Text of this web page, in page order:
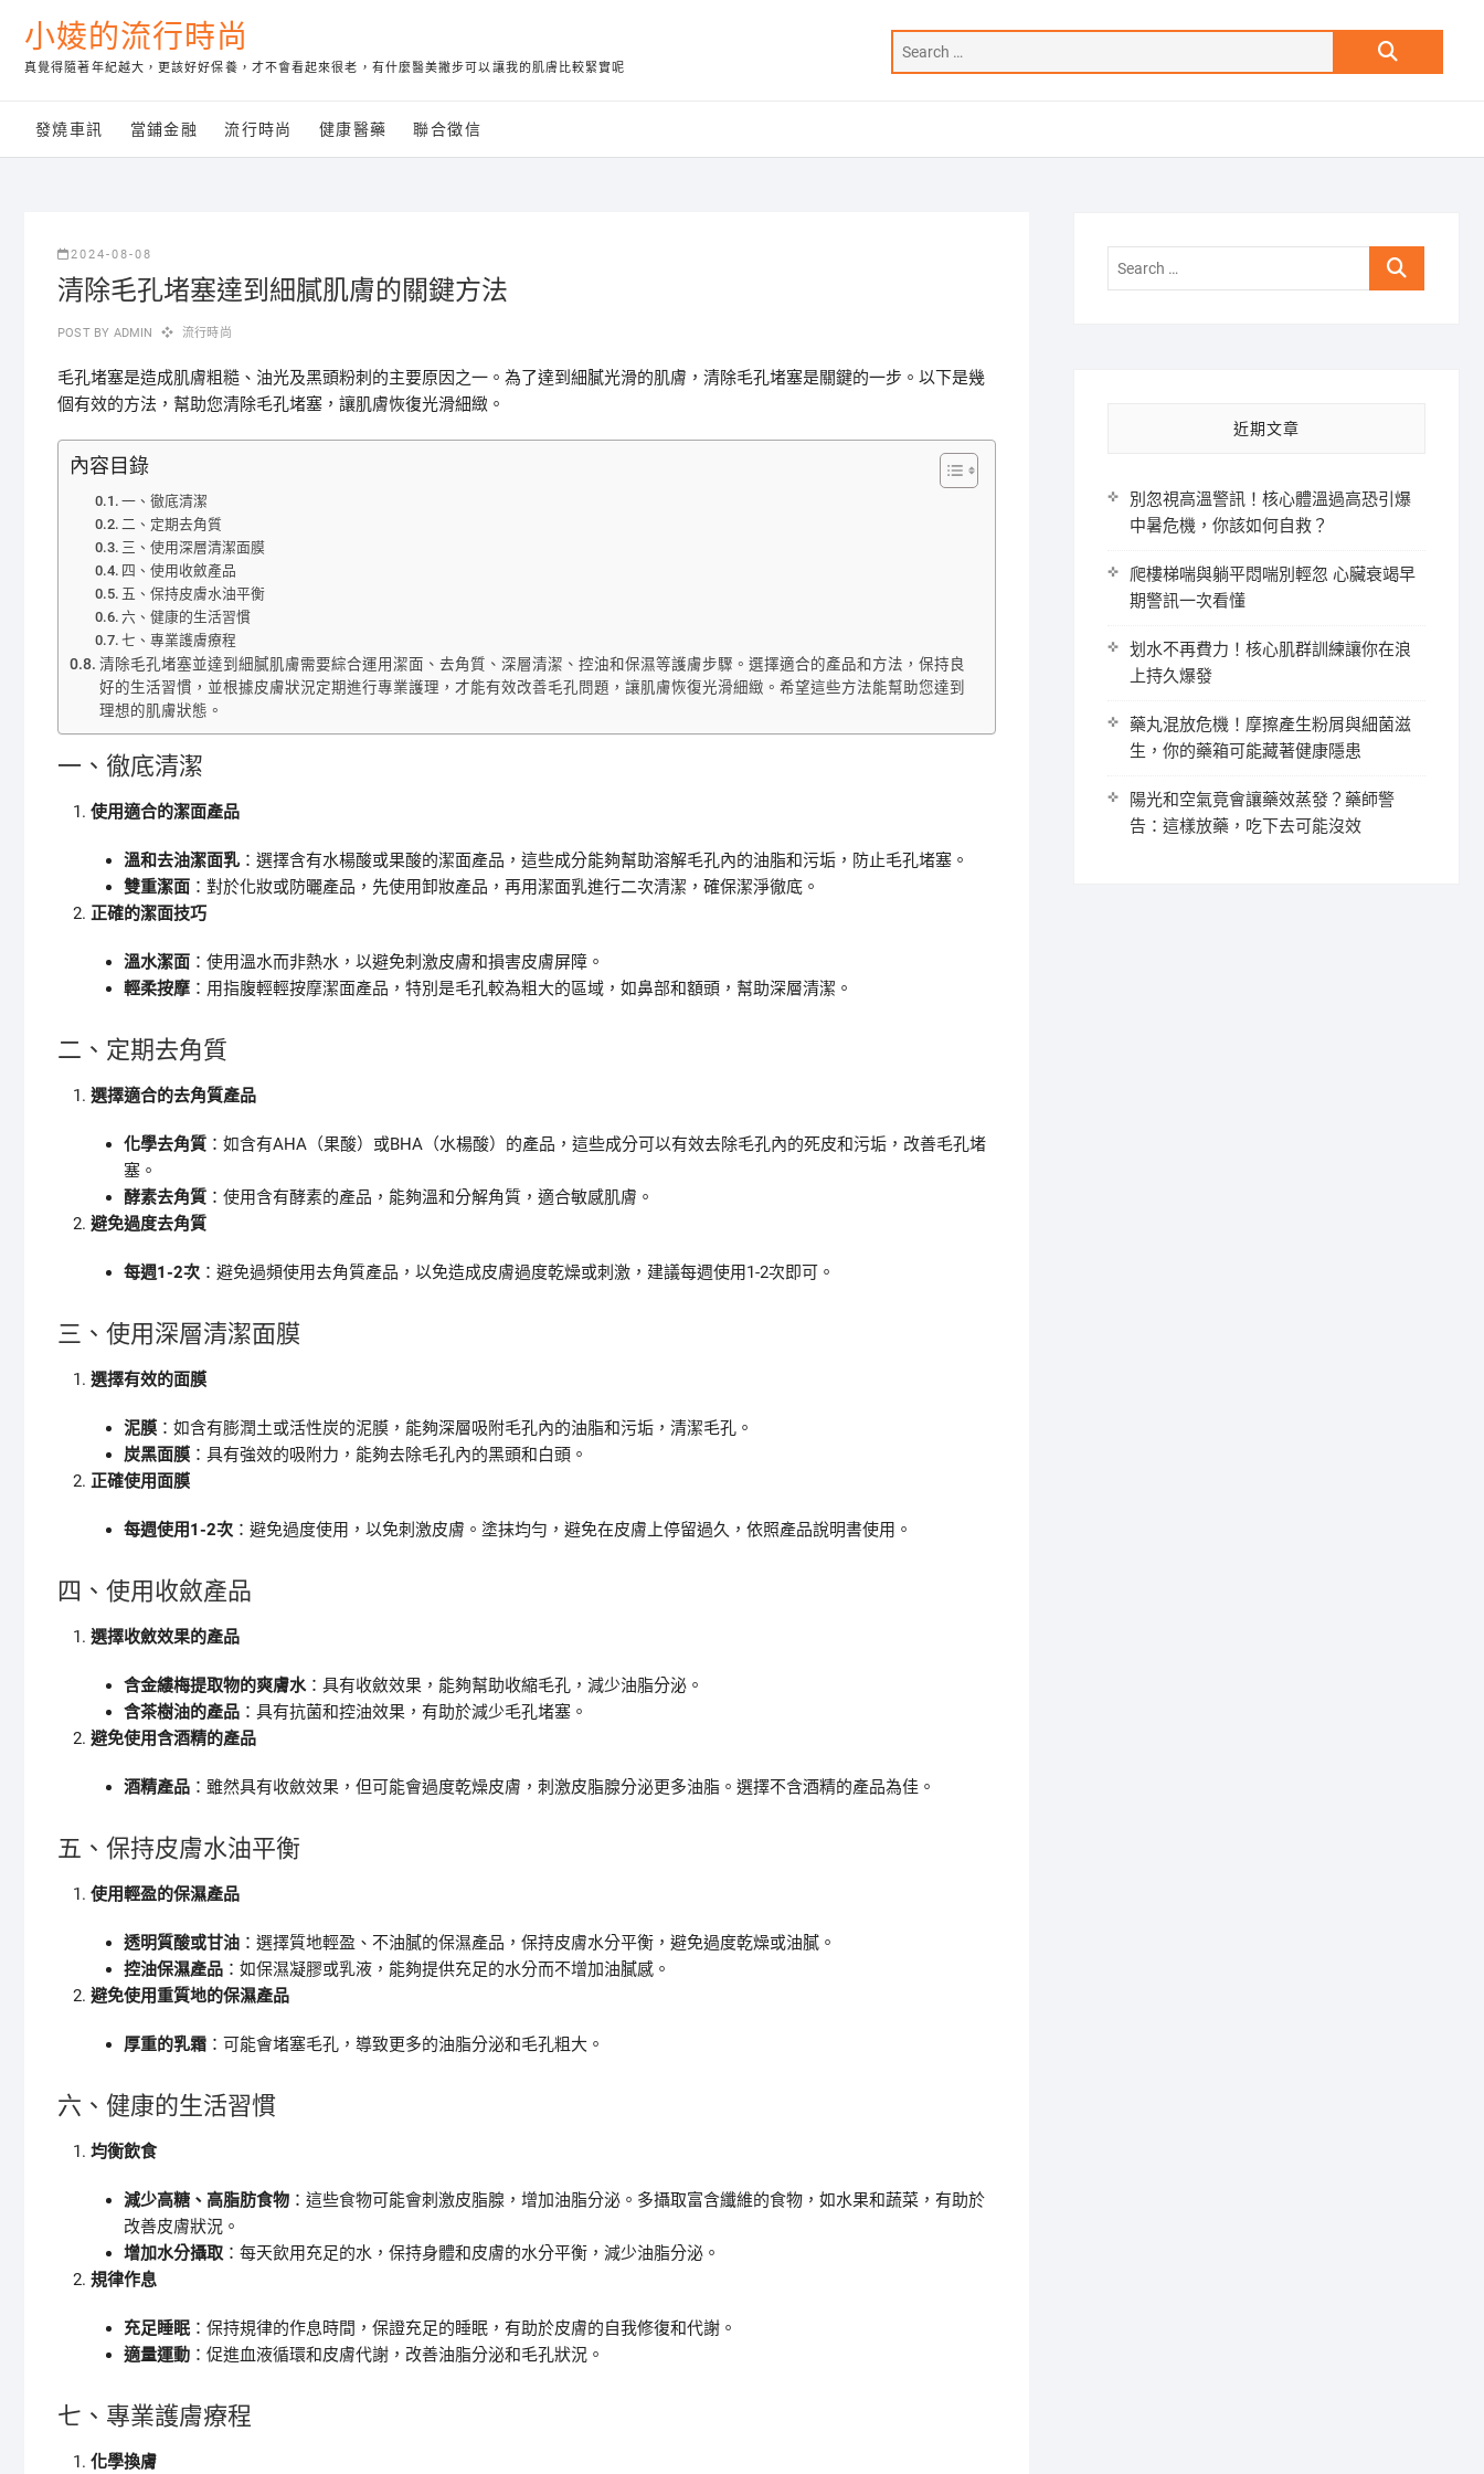
content
小婈的流行時尚
真覺得隨著年紀越大，更該好好保養，才不會看起來很老，有什麼醫美撇步可以讓我的肌膚比較緊實呢
Search
發燒車訊 當鋪金融 流行時尚 健康醫藥 聯合徵信
2024-08-08
清除毛孔堵塞達到細膩肌膚的關鍵方法
POST BY ADMIN 流行時尚
毛孔堵塞是造成肌膚粗糙、油光及黑頭粉刺的主要原因之一。為了達到細膩光滑的肌膚，清除毛孔堵塞是關鍵的一步。以下是幾
個有效的方法，幫助您清除毛孔堵塞，讓肌膚恢復光滑細緻。
內容目錄
一、徹底清潔
二、定期去角質
三、使用深層清潔面膜
四、使用收斂產品
五、保持皮膚水油平衡
六、健康的生活習慣
七、專業護膚療程
清除毛孔堵塞並達到細膩肌膚需要綜合運用潔面、去角質、深層清潔、控油和保濕等護膚步驟。選擇適合的產品和方法，保持良
好的生活習慣，並根據皮膚狀況定期進行專業護理，才能有效改善毛孔問題，讓肌膚恢復光滑細緻。希望這些方法能幫助您達到
理想的肌膚狀態。
一、徹底清潔
使用適合的潔面產品
溫和去油潔面乳 ：選擇含有水楊酸或果酸的潔面產品，這些成分能夠幫助溶解毛孔內的油脂和污垢，防止毛孔堵塞。
雙重潔面 ：對於化妝或防曬產品，先使用卸妝產品，再用潔面乳進行二次清潔，確保潔淨徹底。
正確的潔面技巧
溫水潔面 ：使用溫水而非熱水，以避免刺激皮膚和損害皮膚屏障。
輕柔按摩 ：用指腹輕輕按摩潔面產品，特別是毛孔較為粗大的區域，如鼻部和額頭，幫助深層清潔。
二、定期去角質
選擇適合的去角質產品
化學去角質 ：如含有AHA（果酸）或BHA（水楊酸）的產品，這些成分可以有效去除毛孔內的死皮和污垢，改善毛孔堵
塞。
酵素去角質 ：使用含有酵素的產品，能夠溫和分解角質，適合敏感肌膚。
避免過度去角質
每週1-2次 ：避免過頻使用去角質產品，以免造成皮膚過度乾燥或刺激，建議每週使用1-2次即可。
三、使用深層清潔面膜
選擇有效的面膜
泥膜 ：如含有膨潤土或活性炭的泥膜，能夠深層吸附毛孔內的油脂和污垢，清潔毛孔。
炭黑面膜 ：具有強效的吸附力，能夠去除毛孔內的黑頭和白頭。
正確使用面膜
每週使用1-2次 ：避免過度使用，以免刺激皮膚。塗抹均勻，避免在皮膚上停留過久，依照產品說明書使用。
四、使用收斂產品
選擇收斂效果的產品
含金縷梅提取物的爽膚水：具有收斂效果，能夠幫助收縮毛孔，減少油脂分泌。
含茶樹油的產品 ：具有抗菌和控油效果，有助於減少毛孔堵塞。
避免使用含酒精的產品
酒精產品 ：雖然具有收斂效果，但可能會過度乾燥皮膚，刺激皮脂腺分泌更多油脂。選擇不含酒精的產品為佳。
五、保持皮膚水油平衡
使用輕盈的保濕產品
透明質酸或甘油 ：選擇質地輕盈、不油膩的保濕產品，保持皮膚水分平衡，避免過度乾燥或油膩。
控油保濕產品 ：如保濕凝膠或乳液，能夠提供充足的水分而不增加油膩感。
避免使用重質地的保濕產品
厚重的乳霜 ：可能會堵塞毛孔，導致更多的油脂分泌和毛孔粗大。
六、健康的生活習慣
均衡飲食
減少高糖、高脂肪食物 ：這些食物可能會刺激皮脂腺，增加油脂分泌。多攝取富含纖維的食物，如水果和蔬菜，有助於
改善皮膚狀況。
增加水分攝取 ：每天飲用充足的水，保持身體和皮膚的水分平衡，減少油脂分泌。
規律作息
充足睡眠 ：保持規律的作息時間，保證充足的睡眠，有助於皮膚的自我修復和代謝。
適量運動 ：促進血液循環和皮膚代謝，改善油脂分泌和毛孔狀況。
七、專業護膚療程
化學換膚
Search
近期文章
別忽視高溫警訊！核心體溫過高恐引爆
中暑危機，你該如何自救？
爬樓梯喘與躺平悶喘別輕忽 心臟衰竭早
期警訊一次看懂
划水不再費力！核心肌群訓練讓你在浪
上持久爆發
藥丸混放危機！摩擦產生粉屑與細菌滋
生，你的藥箱可能藏著健康隱患
陽光和空氣竟會讓藥效蒸發？藥師警
告：這樣放藥，吃下去可能沒效